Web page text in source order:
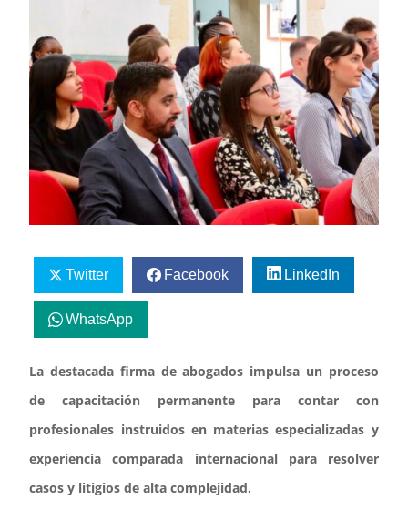
Twitter Facebook LinkedIn
WhatsApp
La destacada firma de abogados impulsa un proceso
de capacitación permanente para contar con
profesionales instruidos en materias especializadas y
experiencia comparada internacional para resolver
casos y litigios de alta complejidad.